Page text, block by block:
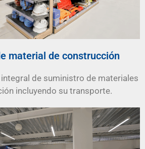
material de construcción
de suministro de materiales
incluyendo su transporte.